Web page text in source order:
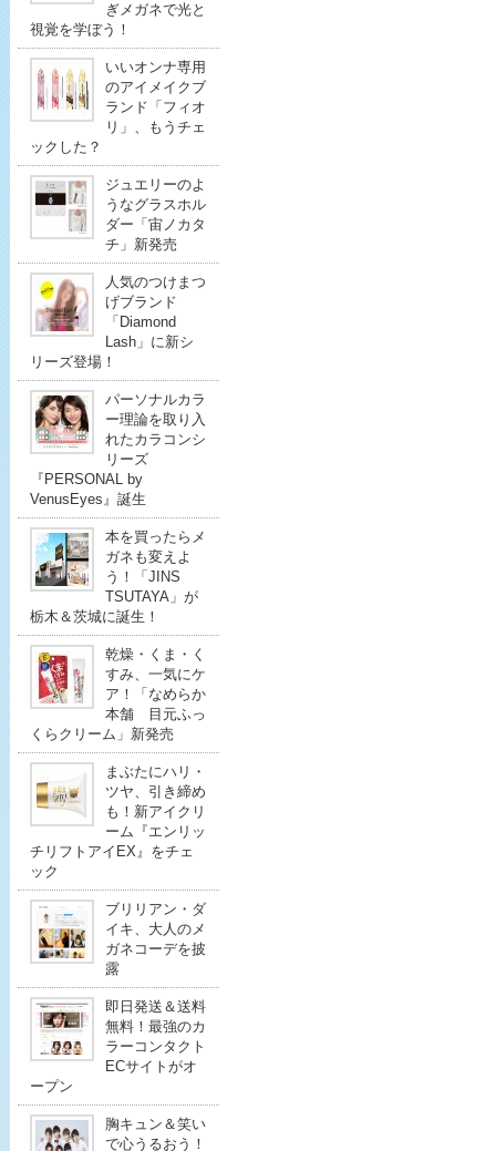
ぎメガネで光と
視覚を学ぼう！
いいオンナ専用
のアイメイクブ
ランド「フィオ
リ」、もうチェ
ックした？
ジュエリーのよ
うなグラスホル
ダー「宙ノカタ
チ」新発売
人気のつけまつ
げブランド
「Diamond
Lash」に新シ
リーズ登場！
パーソナルカラ
ー理論を取り入
れたカラコンシ
リーズ
『PERSONAL by
VenusEyes』誕生
本を買ったらメ
ガネも変えよ
う！「JINS
TSUTAYA」が
栃木＆茨城に誕生！
乾燥・くま・く
すみ、一気にケ
ア！「なめらか
本舗 目元ふっ
くらクリーム」新発売
まぶたにハリ・
ツヤ、引き締め
も！新アイクリ
ーム『エンリッ
チリフトアイEX』をチェ
ック
ブリリアン・ダ
イキ、大人のメ
ガネコーデを披
露
即日発送＆送料
無料！最強のカ
ラーコンタクト
ECサイトがオ
ープン
胸キュン＆笑い
で心うるおう！